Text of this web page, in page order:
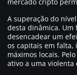
mercado cripto
A superação do
desta dinâmica. Um
desencadear um
os capitais em falta,
máximos locais.
ativo a uma violenta